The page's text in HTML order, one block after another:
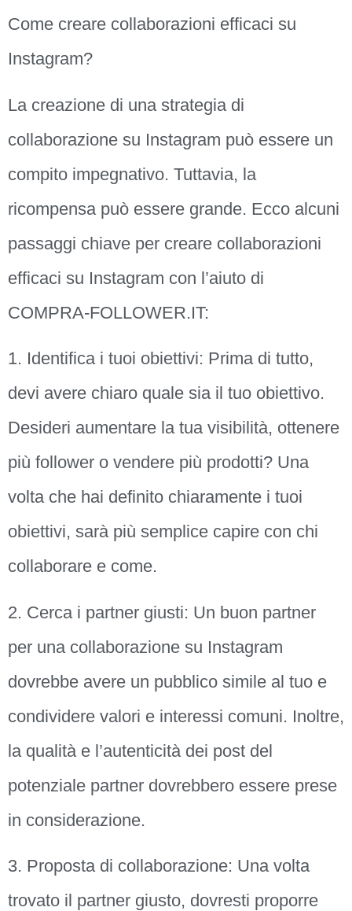
Come creare collaborazioni efficaci su
Instagram?
La creazione di una strategia di
collaborazione su Instagram può essere un
compito impegnativo. Tuttavia, la
ricompensa può essere grande. Ecco alcuni
passaggi chiave per creare collaborazioni
efficaci su Instagram con l’aiuto di
COMPRA-FOLLOWER.IT:
1. Identifica i tuoi obiettivi: Prima di tutto,
devi avere chiaro quale sia il tuo obiettivo.
Desideri aumentare la tua visibilità, ottenere
più follower o vendere più prodotti? Una
volta che hai definito chiaramente i tuoi
obiettivi, sarà più semplice capire con chi
collaborare e come.
2. Cerca i partner giusti: Un buon partner
per una collaborazione su Instagram
dovrebbe avere un pubblico simile al tuo e
condividere valori e interessi comuni. Inoltre,
la qualità e l’autenticità dei post del
potenziale partner dovrebbero essere prese
in considerazione.
3. Proposta di collaborazione: Una volta
trovato il partner giusto, dovresti proporre